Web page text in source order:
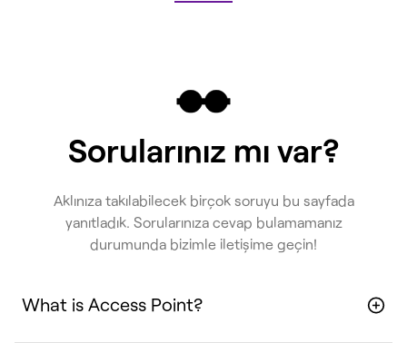
Sorularınız mı var?
Aklınıza takılabilecek birçok soruyu bu sayfada
yanıtladık. Sorularınıza cevap bulamamanız
durumunda bizimle iletişime geçin!
What is Access Point?